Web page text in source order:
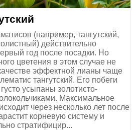
(например, тангутский,
действительно
год после посадки. Но
цветения в этом случае не
эффектной лианы чаще
тангутский. Его побеги
усыпаны золотисто-
Максимальное
через несколько лет после
корневую систему и
стратифицир...